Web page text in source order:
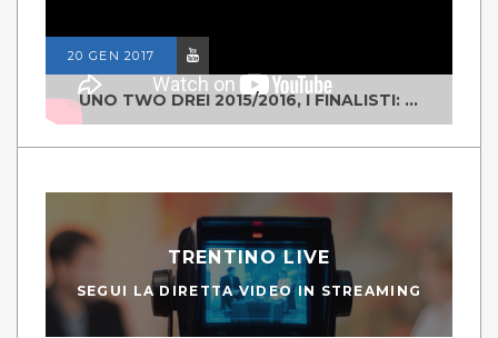
20 GEN 2017
UNO TWO DREI 2015/2016, I FINALISTI: CLASSE IV ALS ISTITUTO "DEGASPERI" BORGO VALSUGANA
TRENTINO LIVE
SEGUI LA DIRETTA VIDEO IN STREAMING